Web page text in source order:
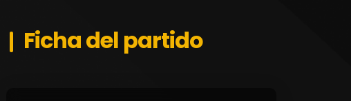
Ficha del partido